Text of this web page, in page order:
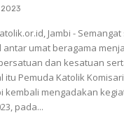
2023
Jambi -
antar umat beragama
dan kesatuan
itu Pemuda Katolik
kembali mengadakan
pada...